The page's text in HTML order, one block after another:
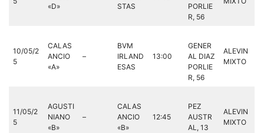
«D»
STAS
PORLIE
R, 56
10/05/2
5
CALAS
ANCIO
«A»
–
BVM
IRLAND
ESAS
13:00
GENER
AL DIAZ
PORLIE
R, 56
ALEVIN
MIXTO
11/05/2
5
AGUSTI
NIANO
«B»
–
CALAS
ANCIO
«B»
12:45
PEZ
AUSTR
AL, 13
ALEVIN
MIXTO